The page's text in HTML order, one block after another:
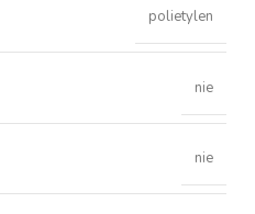
polietylen
nie
nie